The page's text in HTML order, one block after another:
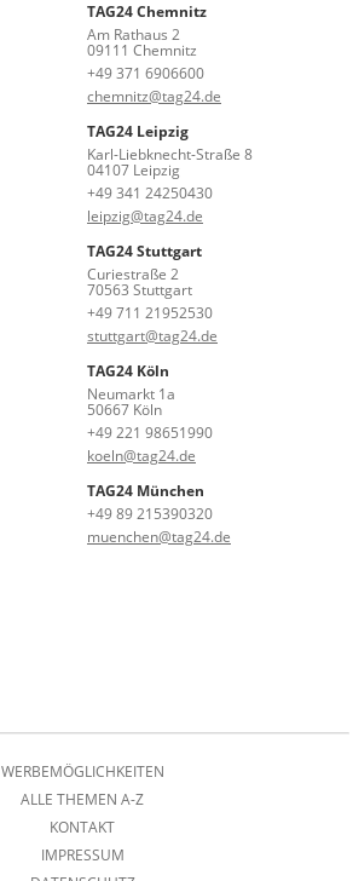
TAG24 Chemnitz
Am Rathaus 2
09111 Chemnitz
+49 371 6906600
chemnitz@tag24.de
TAG24 Leipzig
Karl-Liebknecht-Straße 8
04107 Leipzig
+49 341 24250430
leipzig@tag24.de
TAG24 Stuttgart
Curiestraße 2
70563 Stuttgart
+49 711 21952530
stuttgart@tag24.de
TAG24 Köln
Neumarkt 1a
50667 Köln
+49 221 98651990
koeln@tag24.de
TAG24 München
+49 89 215390320
muenchen@tag24.de
WERBEMÖGLICHKEITEN
ALLE THEMEN A-Z
KONTAKT
IMPRESSUM